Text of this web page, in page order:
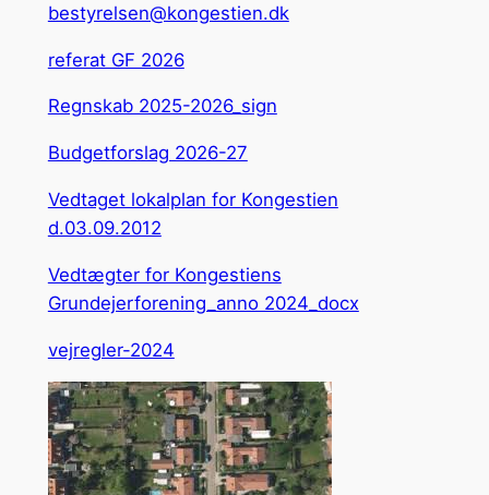
bestyrelsen@kongestien.dk
referat GF 2026
Regnskab 2025-2026_sign
Budgetforslag 2026-27
Vedtaget lokalplan for Kongestien
d.03.09.2012
Vedtægter for Kongestiens
Grundejerforening_anno 2024_docx
vejregler-2024